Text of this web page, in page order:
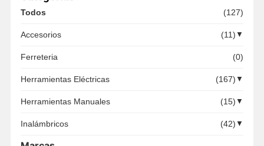
Todos (127)
Accesorios (11) ▼
Ferreteria (0)
Herramientas Eléctricas (167) ▼
Herramientas Manuales (15) ▼
Inalámbricos (42) ▼